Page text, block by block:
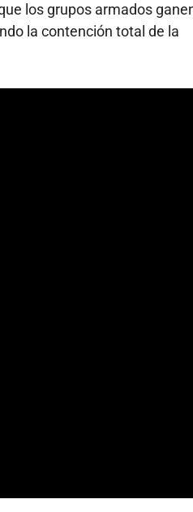
los grupos armados
la contención total de la